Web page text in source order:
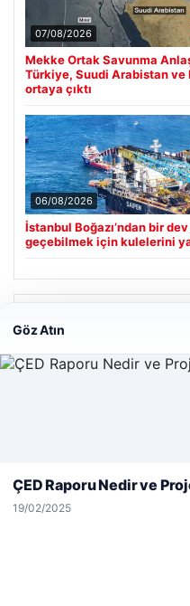
07/08/2026
Mekke Ortak Savunma
Türkiye, Suudi Arabistan ve
ortaya çıktı
06/08/2026
İstanbul Boğazı’ndan bir
geçebilmek için kulelerini
Web sitemizi nasıl
deneyiminizi kişiselleştirmek
Reddet
Göz Atın
ÇED Raporu Nedir ve
19/02/2025